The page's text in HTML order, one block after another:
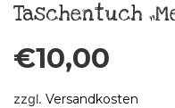
Taschentuch
€10,00
zzgl. Versandkosten